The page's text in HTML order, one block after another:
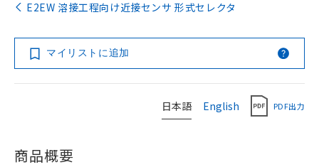
E2EW 溶接工程向け近接センサ 形式セレクタ
マイリストに追加
日本語 English PDF出力
商品概要